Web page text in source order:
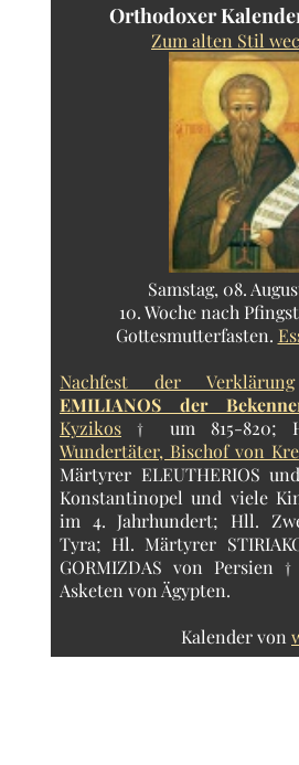
Orthodoxer
Zum alten Stil
Samstag, 08.
10. Woche nach
Gottesmutterfasten.
Nachfest der Verklärung
EMILIANOS der
Kyzikos † um 815-820;
Wundertäter, Bischof von
Märtyrer ELEUTHERIOS
Konstantinopel und viele
im 4. Jahrhundert; Hll.
Tyra; Hl. Märtyrer
GORMIZDAS von Persien
Asketen von Ägypten.
Kalender von